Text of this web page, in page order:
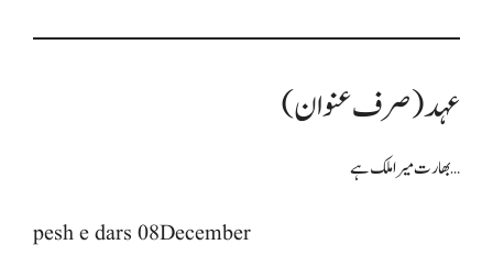
عہد (صرف عنوان)
بھارت میرا ملک ہے…
pesh e dars 08December